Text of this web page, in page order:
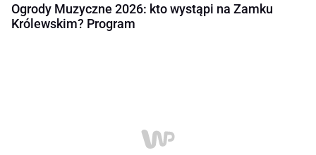
Ogrody Muzyczne 2026: kto wystąpi na Zamku
Królewskim? Program